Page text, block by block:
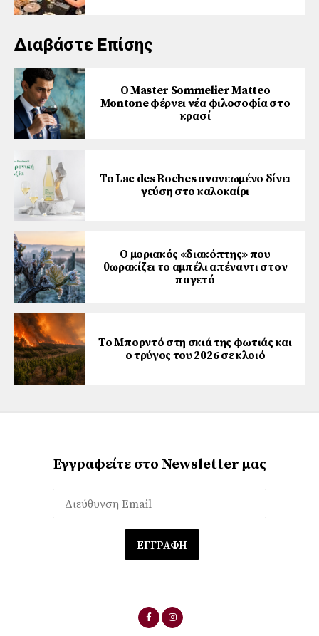
Διαβάστε Επίσης
Ο Master Sommelier Matteo
Montone φέρνει νέα φιλοσοφία στο
κρασί
Το Lac des Roches ανανεωμένο δίνει
γεύση στο καλοκαίρι
Ο μοριακός «διακόπτης» που
θωρακίζει το αμπέλι απέναντι στον
παγετό
Το Μπορντό στη σκιά της φωτιάς και
ο τρύγος του 2026 σε κλοιό
Εγγραφείτε στο Newsletter μας